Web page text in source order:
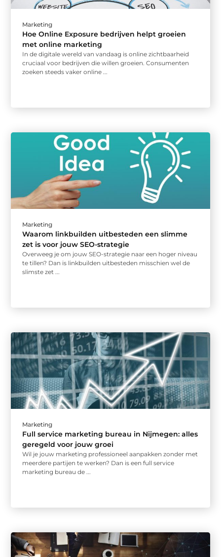
Marketing
Hoe Online Exposure bedrijven helpt groeien
met online marketing
In de digitale wereld van vandaag is online zichtbaarheid
cruciaal voor bedrijven die willen groeien. Consumenten
zoeken steeds vaker online ...
Marketing
Waarom linkbuilden uitbesteden een slimme
zet is voor jouw SEO-strategie
Overweeg je om jouw SEO-strategie naar een hoger niveau
te tillen? Dan is linkbuilden uitbesteden misschien wel de
slimste zet ...
Marketing
Full service marketing bureau in Nijmegen: alles
geregeld voor jouw groei
Wil je jouw marketing professioneel aanpakken zonder met
meerdere partijen te werken? Dan is een full service
marketing bureau de ...